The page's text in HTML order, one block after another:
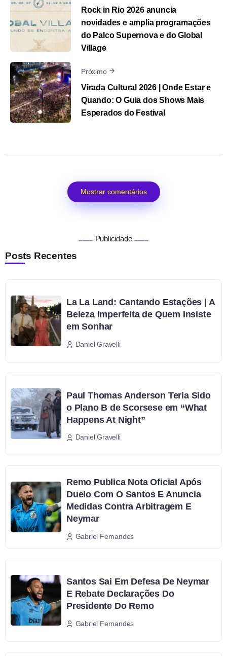
Rock in Rio 2026 anuncia
novidades e amplia programações
do Palco Supernova e do Global
Village
Próximo
Virada Cultural 2026 | Onde Estar e
Quando: O Guia dos Shows Mais
Esperados do Festival
Mostrar comentários
Publicidade
Posts Recentes
La La Land: Cantando Estações | A
Beleza Imperfeita de Quem Insiste
em Sonhar
Daniel Gravelli
Paul Thomas Anderson Teria Sido
o Plano B de Scorsese em “What
Happens At Night”
Daniel Gravelli
Remo Publica Nota Oficial Após
Duelo Com O Santos E Anuncia
Medidas Contra Arbitragem E
Neymar
Gabriel Fernandes
Santos Sai Em Defesa De Neymar
E Rebate Declarações Do
Presidente Do Remo
Gabriel Fernandes